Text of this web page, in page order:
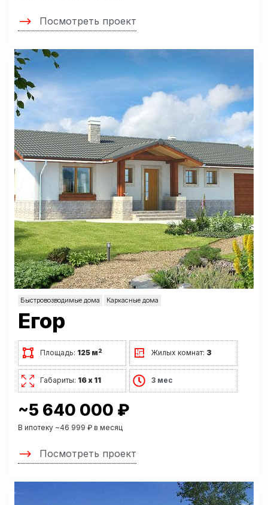
Посмотреть проект
Быстровозводимые дома Каркасные дома
Егор
Площадь: 125 м2 Жилых комнат: 3
Габариты: 16 х 11 3 мес
~5 640 000 ₽
В ипотеку ~46 999 ₽ в месяц
Посмотреть проект